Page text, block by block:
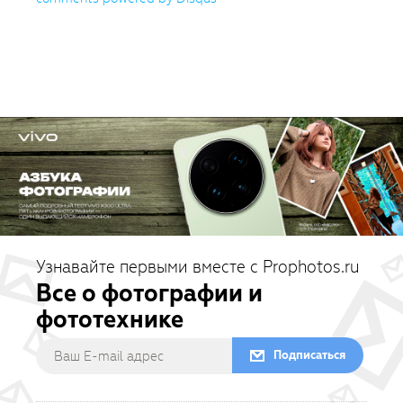
Узнавайте первыми вместе с Prophotos.ru
Все о фотографии и
фототехнике
Подписаться